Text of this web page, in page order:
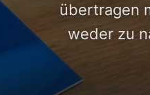
übertragen
weder zu